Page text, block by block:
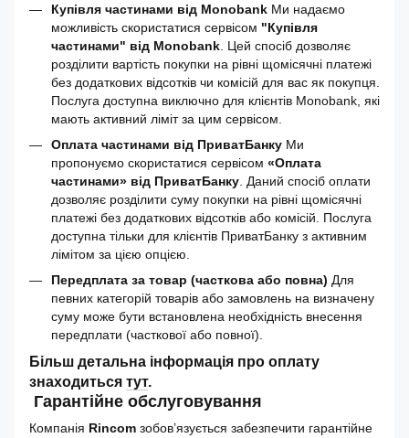
Купівля частинами від Monobank Ми надаємо
можливість скористатися сервісом "Купівля
частинами" від Monobank . Цей спосіб дозволяє
розділити вартість покупки на рівні щомісячні платежі
без додаткових відсотків чи комісій для вас як покупця.
Послуга доступна виключно для клієнтів Monobank, які
мають активний ліміт за цим сервісом.
Оплата частинами від ПриватБанку Ми
пропонуємо скористатися сервісом «Оплата
частинами» від ПриватБанку . Даний спосіб оплати
дозволяє розділити суму покупки на рівні щомісячні
платежі без додаткових відсотків або комісій. Послуга
доступна тільки для клієнтів ПриватБанку з активним
лімітом за цією опцією.
Передплата за товар (часткова або повна) Для
певних категорій товарів або замовлень на визначену
суму може бути встановлена необхідність внесення
передплати (часткової або повної).
Більш детальна інформація про оплату
знаходиться тут.
Гарантійне обслуговування
Компанія Rincom зобов’язується забезпечити гарантійне